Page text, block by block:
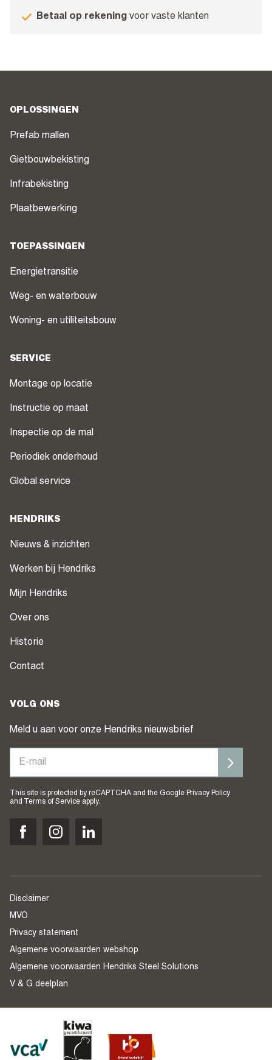
Betaal op rekening voor vaste klanten
OPLOSSINGEN
Prefab mallen
Gietbouwbekisting
Infrabekisting
Plaatbewerking
TOEPASSINGEN
Energietransitie
Weg- en waterbouw
Woning- en utiliteitsbouw
SERVICE
Montage op locatie
Instructie op maat
Inspectie op de mal
Periodiek onderhoud
Global service
HENDRIKS
Nieuws & inzichten
Werken bij Hendriks
Mijn Hendriks
Over ons
Historie
Contact
VOLG ONS
Meld u aan voor onze Hendriks nieuwsbrief
This site is protected by reCAPTCHA and the Google Privacy Policy
and
Terms of Service apply.
Disclaimer
MVO
Privacy statement
Algemene voorwaarden webshop
Algemene voorwaarden Hendriks Steel Solutions
V & G deelplan